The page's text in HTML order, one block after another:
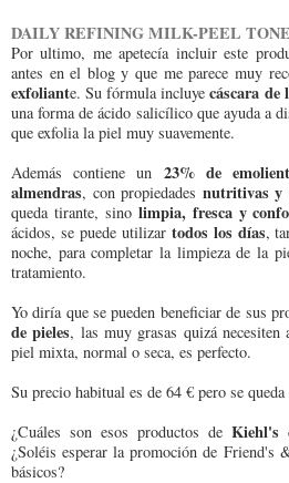
DAILY REFINING MILK-PEEL
Por ultimo, me apetecía incluir este
antes en el blog y que me parece muy
exfoliante. Su fórmula incluyecáscara de
una forma de ácido salicílico que ayuda a
que exfolia la piel muy suavemente.
Además contiene un 23% de
almendras, con propiedades nutritivas y
queda tirante, sino limpia, fresca y
ácidos, se puede utilizar todos los días,
noche, para completar la limpieza de la
tratamiento.
Yo diría que se pueden beneficiar de sus
de pieles, las muy grasas quizá
piel mixta, normal o seca, es perfecto.
Su precio habitual es de 64 € pero se
¿Cuáles son esos productos de Kiehl's
¿Soléis esperar la promoción de Friend's
básicos?